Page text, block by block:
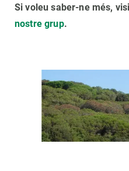
Si voleu saber-ne més,
nostre grup.